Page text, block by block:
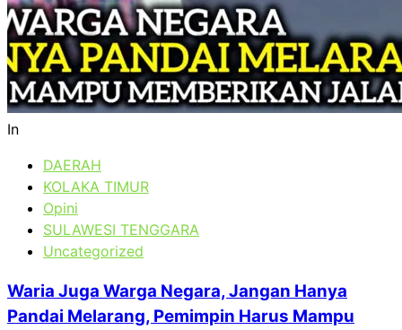
In
DAERAH
KOLAKA TIMUR
Opini
SULAWESI TENGGARA
Uncategorized
Waria Juga Warga Negara, Jangan Hanya
Pandai Melarang, Pemimpin Harus Mampu